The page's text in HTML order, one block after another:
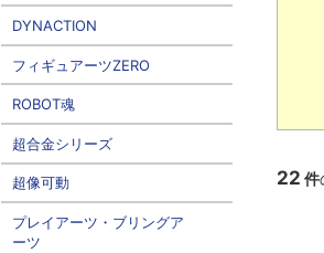
22 件
DYNACTION
フィギュアーツZERO
ROBOT魂
超合金シリーズ
超像可動
プレイアーツ・ブリングア
ーツ